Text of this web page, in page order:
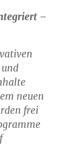
–
neuen
frei